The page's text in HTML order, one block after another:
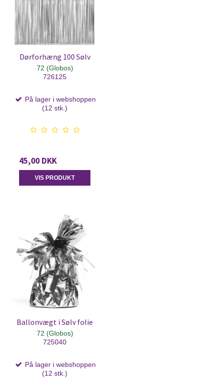
Dørforhæng 100 Sølv
72 (Globos)
726125
På lager i webshoppen
(12 stk.)
45,00 DKK
VIS PRODUKT
Ballonvægt i Sølv folie
72 (Globos)
725040
På lager i webshoppen
(12 stk.)